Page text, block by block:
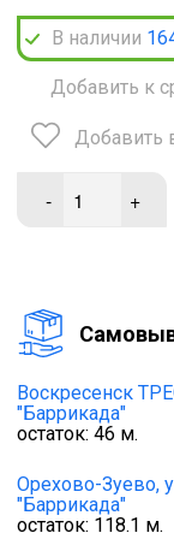
В наличии
Добавить к
Добавить
- +
Воскресенск
"Баррикада"
остаток: 46 м.
Орехово-Зуево,
"Баррикада"
остаток: 118.1 м.